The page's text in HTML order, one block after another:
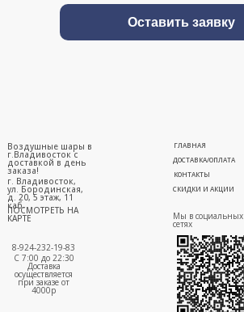
Оставить заявку
г. Владивосток,
ул. Бородинская,
д. 20, 5 этаж, 11
каб.
ПОСМОТРЕТЬ НА
КАРТЕ
ГЛАВНАЯ
ДОСТАВКА/ОПЛАТА
СКИДКИ И АКЦИИ
КОНТАКТЫ
8-924-232-19-83
С 7:00 до 22:30
Доставка
осуществляется
при заказе от
4000р
Воздушные шары в
г.Владивосток с
доставкой в день
заказа!
Мы в социальных
сетях